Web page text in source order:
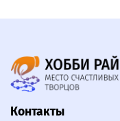
Контакты